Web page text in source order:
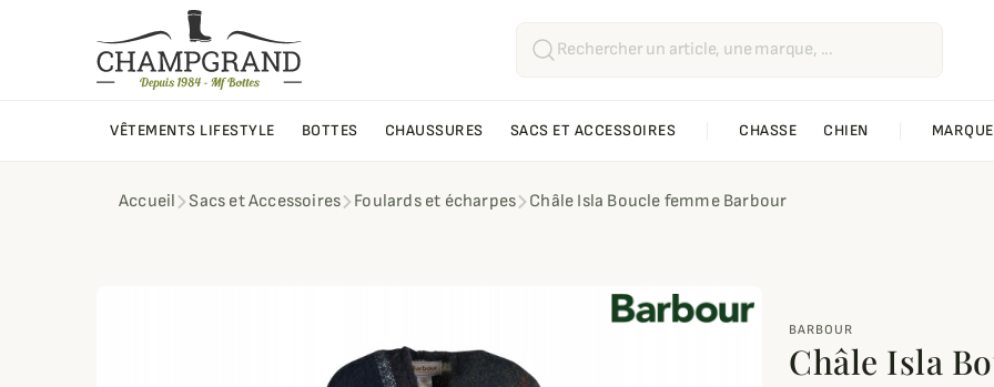
VÊTEMENTS LIFESTYLE BOTTES CHAUSSURES SACS ET ACCESSOIRES CHASSE CHIEN
Accueil Sacs et Accessoires Foulards et écharpes Châle Isla Boucle femme Barbour
BARBOUR
Châle Isla